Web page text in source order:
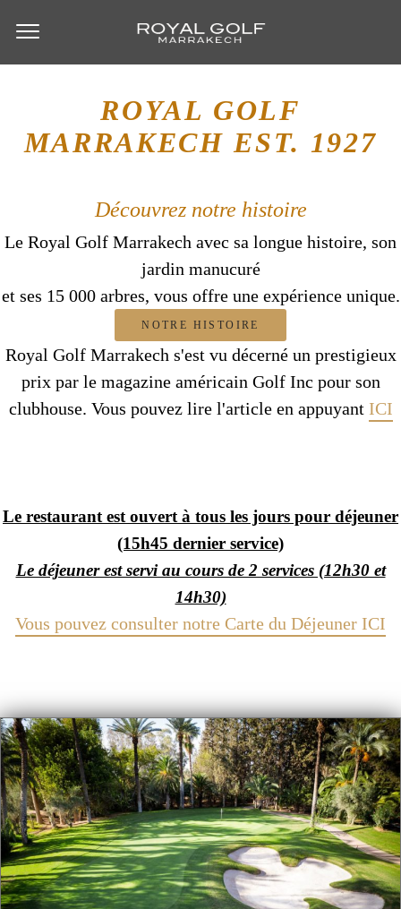
ROYAL GOLF
MARRAKECHEST. 1927
Découvrez notre histoire
Le Royal Golf Marrakech avec sa longue histoire, son
jardin manucuré
et ses 15 000 arbres, vous offre une expérience unique.
NOTRE HISTOIRE
Royal Golf Marrakech s'est vu décerné un prestigieux
prix par le magazine américain Golf Inc pour son
clubhouse. Vous pouvez lire l'article en appuyant ICI
Le restaurant est ouvert à tous les jours pour déjeuner
(15h45 dernier service)
Le déjeuner est servi au cours de 2 services (12h30 et
14h30)
Vous pouvez consulter notre Carte du Déjeuner ICI